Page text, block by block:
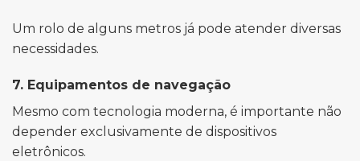
Um rolo de alguns metros já pode atender diversas
necessidades.
7. Equipamentos de navegação
Mesmo com tecnologia moderna, é importante não
depender exclusivamente de dispositivos
eletrônicos.